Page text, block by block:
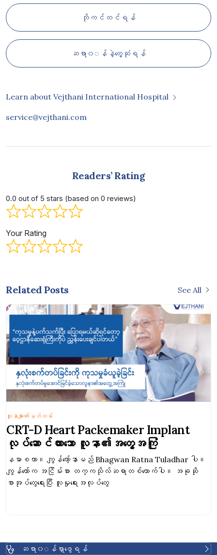
ဘိုကင်တင်ရန်
ဆရာ၀◌န်နဲ့တွေ့ဆုံရန်
Learn about Vejthani International Hospital
service@vejthani.com
Readers’ Rating
0.0 out of 5 stars (based on 0 reviews)
Your Rating
Related Posts See All
CRT-D Heart Packemaker Implant
လုပ်ဆောင်ထားသော လူနာ၏အတွေ့အကြုံ
နမာစကာ။ ကျွန်တော့်နာမည် Bhagwan Ratna Tuladhar ပါ။
ကျွန်တော်က အငြိမ်းစား တက္ကသိုလ်ဆရာတစ်ယောက်ပါ။ အခုဆို
စာအုပ်တွေရေးပြီး လူမှုရေးအလုပ်တွေ
လူနာများ၏မှတ်တမ်း
ဆရာ၀◌န်ရှာဖွေရန်